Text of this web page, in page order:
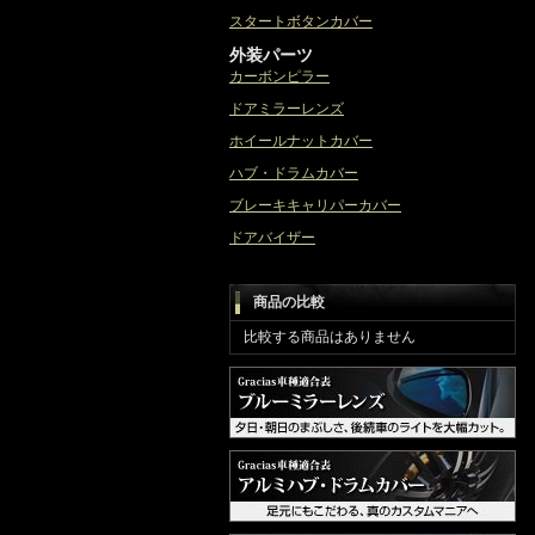
スタートボタンカバー
外装パーツ
カーボンピラー
ドアミラーレンズ
ホイールナットカバー
ハブ・ドラムカバー
ブレーキキャリパーカバー
ドアバイザー
商品の比較
比較する商品はありません